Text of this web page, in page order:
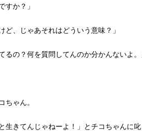
すか？」
ど、じゃあそれはどういう意味？」
るの？何を質問してんのか分かんないよ。
ちゃん。
生きてんじゃねーよ！」とチコちゃんに叱